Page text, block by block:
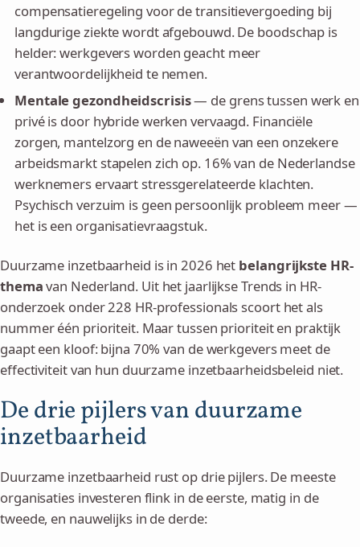
compensatieregeling voor de transitievergoeding bij
langdurige ziekte wordt afgebouwd. De boodschap is
helder: werkgevers worden geacht meer
verantwoordelijkheid te nemen.
Mentale gezondheidscrisis— de grens tussen werk en
privé is door hybride werken vervaagd. Financiële
zorgen, mantelzorg en de naweeën van een onzekere
arbeidsmarkt stapelen zich op. 16% van de Nederlandse
werknemers ervaart stressgerelateerde klachten.
Psychisch verzuim is geen persoonlijk probleem meer —
het is een organisatievraagstuk.
Duurzame inzetbaarheid is in 2026 het belangrijkste HR-
themavan Nederland. Uit het jaarlijkse Trends in HR-
onderzoek onder 228 HR-professionals scoort het als
nummer één prioriteit. Maar tussen prioriteit en praktijk
gaapt een kloof: bijna 70% van de werkgevers meet de
effectiviteit van hun duurzame inzetbaarheidsbeleid niet.
De drie pijlers van duurzame
inzetbaarheid
Duurzame inzetbaarheid rust op drie pijlers. De meeste
organisaties investeren flink in de eerste, matig in de
tweede, en nauwelijks in de derde: